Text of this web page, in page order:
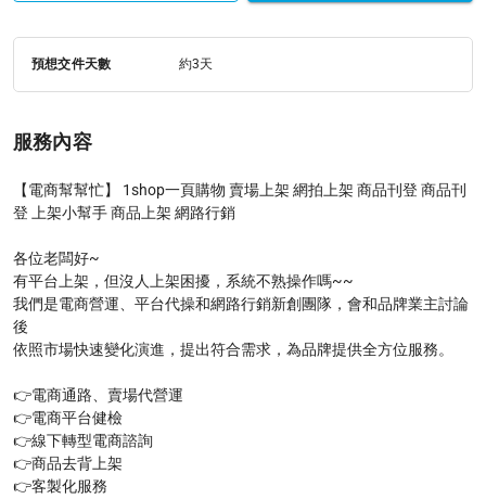
預想交件天數 約3天
服務內容
【電商幫幫忙】 1shop一頁購物 賣場上架 網拍上架 商品刊登 商品刊
登 上架小幫手 商品上架 網路行銷
各位老闆好~
有平台上架，但沒人上架困擾，系統不熟操作嗎~~
我們是電商營運、平台代操和網路行銷新創團隊，會和品牌業主討論
後
依照市場快速變化演進，提出符合需求，為品牌提供全方位服務。
👉電商通路、賣場代營運
👉電商平台健檢
👉線下轉型電商諮詢
👉商品去背上架
👉客製化服務